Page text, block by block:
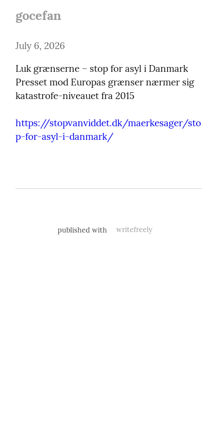
gocefan
July 6, 2026
Luk grænserne – stop for asyl i Danmark
Presset mod Europas grænser nærmer sig
katastrofe-niveauet fra 2015
https://stopvanviddet.dk/maerkesager/sto
p-for-asyl-i-danmark/
published with writefreely